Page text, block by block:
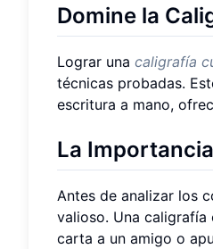
Domine la
Lograr una caligrafía
técnicas probadas.
escritura a mano,
La
Antes de analizar los
valioso. Una caligrafía
carta a un amigo o